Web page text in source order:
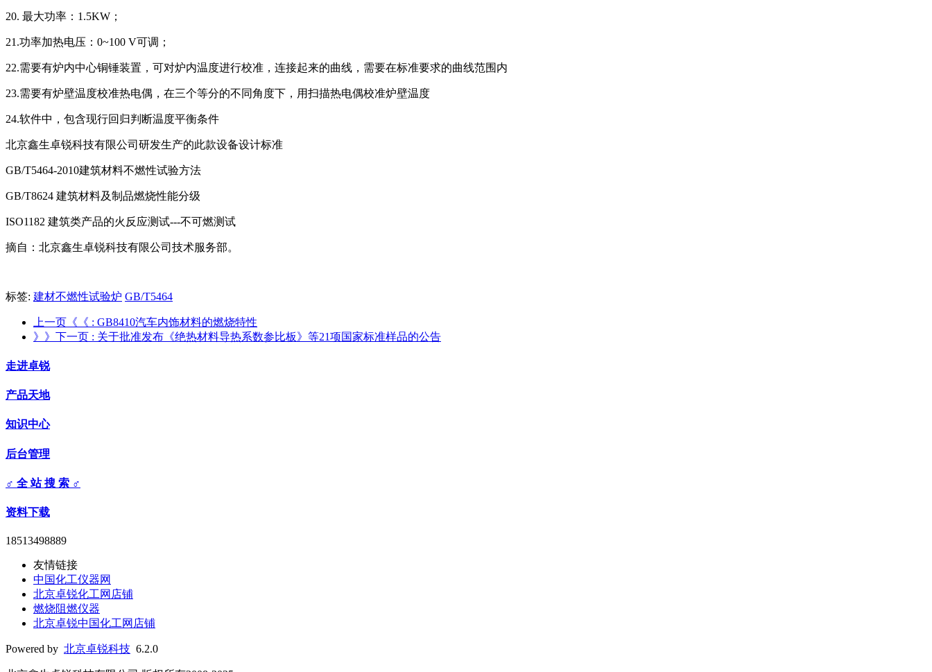
20. 最大功率：1.5KW；
21.功率加热电压：0~100 V可调；
22.需要有炉内中心铜锤装置，可对炉内温度进行校准，连接起来的曲线，需要在标准要求的曲线范围内
23.需要有炉壁温度校准热电偶，在三个等分的不同角度下，用扫描热电偶校准炉壁温度
24.软件中，包含现行回归判断温度平衡条件
北京鑫生卓锐科技有限公司研发生产的此款设备设计标准
GB/T5464-2010建筑材料不燃性试验方法
GB/T8624 建筑材料及制品燃烧性能分级
ISO1182 建筑类产品的火反应测试---不可燃测试
摘自：北京鑫生卓锐科技有限公司技术服务部。
标签: 建材不燃性试验炉 GB/T5464
上一页《《 : GB8410汽车内饰材料的燃烧特性
》》下一页 : 关于批准发布《绝热材料导热系数参比板》等21项国家标准样品的公告
走进卓锐
产品天地
知识中心
后台管理
♂ 全 站 搜 索 ♂
资料下载
18513498889
友情链接
中国化工仪器网
北京卓锐化工网店铺
燃烧阻燃仪器
北京卓锐中国化工网店铺
Powered by 北京卓锐科技 6.2.0